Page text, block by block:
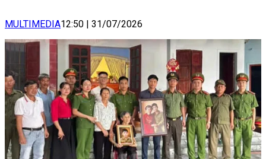
MULTIMEDIA12:50 31/07/2026